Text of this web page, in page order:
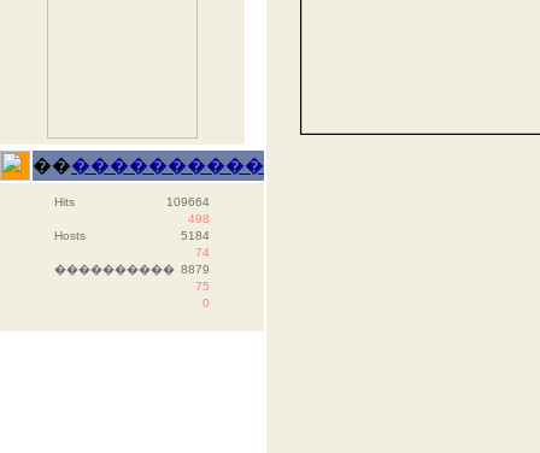
������������
Hits
109664
498
Hosts
5184
74
���������� 8879
75
0